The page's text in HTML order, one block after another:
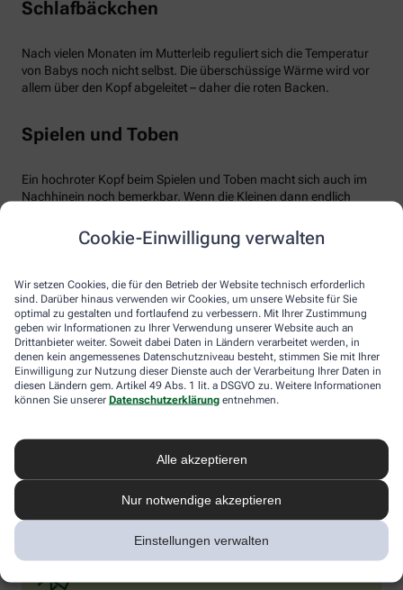
Cookie-Einwilligung verwalten
Wir setzen Cookies, die für den Betrieb der Website technisch erforderlich
sind. Darüber hinaus verwenden wir Cookies, um unsere Website für Sie
optimal zu gestalten und fortlaufend zu verbessern. Mit Ihrer Zustimmung
geben wir Informationen zu Ihrer Verwendung unserer Website auch an
Drittanbieter weiter. Soweit dabei Daten in Ländern verarbeitet werden, in
denen kein angemessenes Datenschutzniveau besteht, stimmen Sie mit Ihrer
Einwilligung zur Nutzung dieser Dienste auch der Verarbeitung Ihrer Daten in
diesen Ländern gem. Artikel 49 Abs. 1 lit. a DSGVO zu. Weitere Informationen
können Sie unserer Datenschutzerklärung entnehmen.
Alle akzeptieren
Nur notwendige akzeptieren
Einstellungen verwalten
Schlafbäckchen
Nach vielen Monaten im Mutterleib reguliert sich die Temperatur
von Babys noch nicht selbst. Die überschüssige Wärme wird vor
allem über den Kopf abgeleitet – daher die roten Backen.
Spielen und Toben
Ein hochroter Kopf beim Spielen und Toben macht sich auch im
Nachhinein noch bemerkbar. Wenn die Kleinen dann endlich
bemerkbar an den warmen roten Wangen. Übrigens kann auch
eine Überhitzung im Kinder- oder Spielzimmer zu hochroten
Zahnen
Kein Grund zur Sorge besteht, wenn das Baby zahnt. Erhöhte
Temperatur ist dann ganz normal, ebenso wie die damit
einhergehenden roten Bäckchen. Babys können dann weinerlich
werden und auffällig viel speicheln. Sie reiben häufig an ihrem
die Finger gerät. Rote Backen beim Baby oder Kleinkind sind also
häufig verbreitet, in den meisten Fällen besteht aber kein Grund
zur Sorge. Wenn Sie sich unsicher sind, was die Ursache betrifft,
sollten Sie Ihren Kinderarzt konsultieren.